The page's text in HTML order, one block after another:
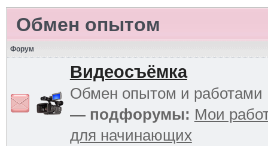
Обмен опытом
Форум
Видеосъёмка
Обмен опытом и работами
— подфорумы: Мои
для начинающих